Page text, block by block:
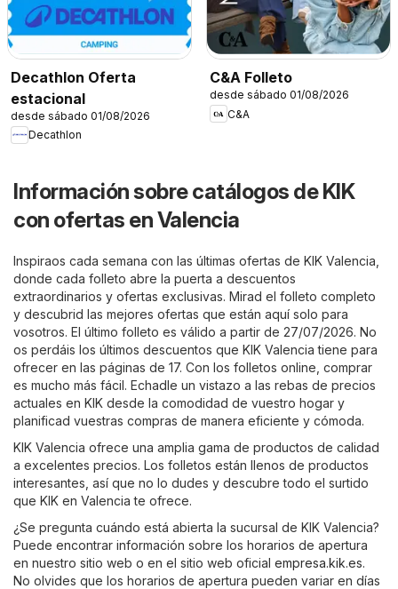
Decathlon Oferta
estacional
desde sábado 01/08/2026
Decathlon
C&A Folleto
desde sábado 01/08/2026
C&A
Información sobre catálogos de KIK
con ofertas en Valencia
Inspiraos cada semana con las últimas ofertas de KIK Valencia,
donde cada folleto abre la puerta a descuentos
extraordinarios y ofertas exclusivas. Mirad el folleto completo
y descubrid las mejores ofertas que están aquí solo para
vosotros. El último folleto es válido a partir de 27/07/2026. No
os perdáis los últimos descuentos que KIK Valencia tiene para
ofrecer en las páginas de 17. Con los folletos online, comprar
es mucho más fácil. Echadle un vistazo a las rebas de precios
actuales en KIK desde la comodidad de vuestro hogar y
planificad vuestras compras de manera eficiente y cómoda.
KIK Valencia ofrece una amplia gama de productos de calidad
a excelentes precios. Los folletos están llenos de productos
interesantes, así que no lo dudes y descubre todo el surtido
que KIK en Valencia te ofrece.
¿Se pregunta cuándo está abierta la sucursal de KIK Valencia?
Puede encontrar información sobre los horarios de apertura
en nuestro sitio web o en el sitio web oficial empresa.kik.es.
No olvides que los horarios de apertura pueden variar en días